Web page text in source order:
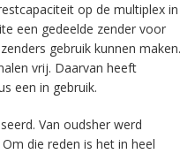
op de multiplex in
een gedeelde zender voor
gebruik kunnen maken.
vrij. Daarvan heeft
een in gebruik.
Van oudsher werd
die reden is het in heel